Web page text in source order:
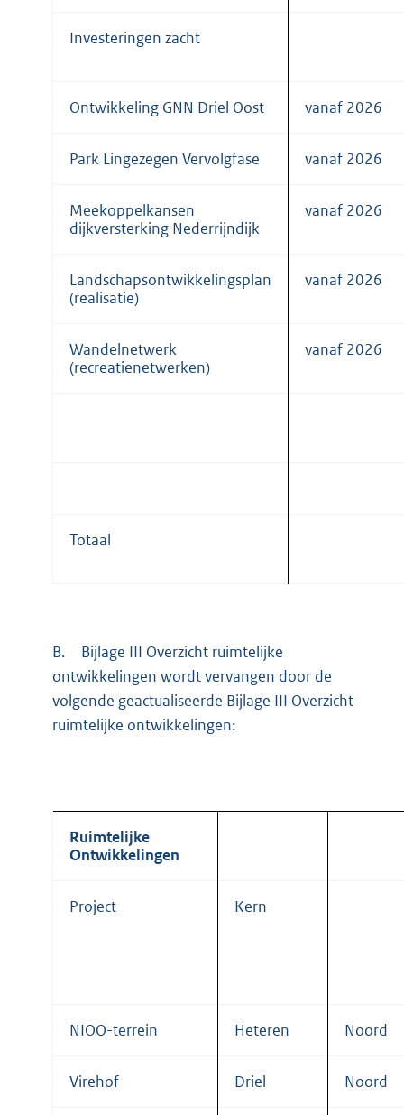
Investeringen zacht
Ontwikkeling GNN Driel Oost vanaf 2026
Park Lingezegen Vervolgfase vanaf 2026
Meekoppelkansen
dijkversterking Nederrijndijk
vanaf 2026
Landschapsontwikkelingsplan
(realisatie)
vanaf 2026
Wandelnetwerk
(recreatienetwerken)
vanaf 2026
Totaal
B.
Bijlage III Overzicht ruimtelijke
ontwikkelingen wordt vervangen door de
volgende geactualiseerde Bijlage III Overzicht
ruimtelijke ontwikkelingen:
Ruimtelijke
Ontwikkelingen
Project Kern
NIOO-terrein Heteren Noord
Virehof Driel Noord